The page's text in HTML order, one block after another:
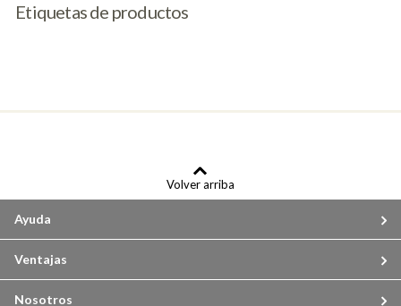
Etiquetas de productos
Volver arriba
Ayuda
Ventajas
Nosotros